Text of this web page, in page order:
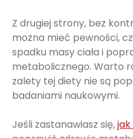
Z drugiej strony, bez
można mieć pewności,
spadku masy ciała i
metabolicznego. Warto
zalety tej diety nie są
badaniami naukowymi.
Jeśli zastanawiasz się,